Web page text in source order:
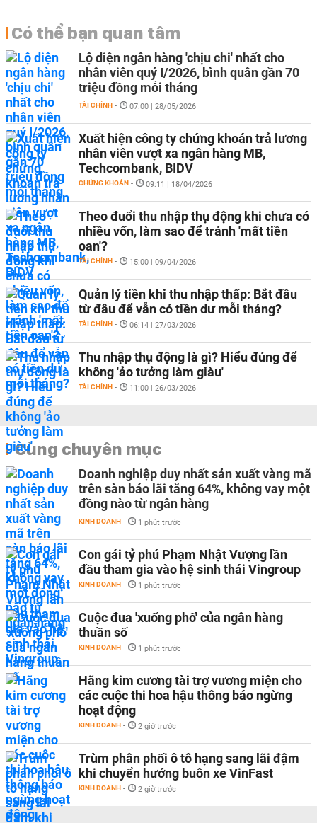
Có thể bạn quan tâm
Lộ diện ngân hàng 'chịu chi' nhất cho
nhân viên quý I/2026, bình quân gần 70
triệu đồng mỗi tháng
TÀI CHÍNH - 07:00 | 28/05/2026
Xuất hiện công ty chứng khoán trả lương
nhân viên vượt xa ngân hàng MB,
Techcombank, BIDV
CHỨNG KHOÁN - 09:11 | 18/04/2026
Theo đuổi thu nhập thụ động khi chưa có
nhiều vốn, làm sao để tránh 'mất tiền
oan'?
TÀI CHÍNH - 15:00 | 09/04/2026
Quản lý tiền khi thu nhập thấp: Bắt đầu
từ đâu để vẫn có tiền dư mỗi tháng?
TÀI CHÍNH - 06:14 | 27/03/2026
Thu nhập thụ động là gì? Hiểu đúng để
không 'ảo tưởng làm giàu'
TÀI CHÍNH - 11:00 | 26/03/2026
Cùng chuyên mục
Doanh nghiệp duy nhất sản xuất vàng mã
trên sàn báo lãi tăng 64%, không vay một
đồng nào từ ngân hàng
KINH DOANH - 1 phút trước
Con gái tỷ phú Phạm Nhật Vượng lần
đầu tham gia vào hệ sinh thái Vingroup
KINH DOANH - 1 phút trước
Cuộc đua 'xuống phố' của ngân hàng
thuần số
KINH DOANH - 1 phút trước
Hãng kim cương tài trợ vương miện cho
các cuộc thi hoa hậu thông báo ngừng
hoạt động
KINH DOANH - 2 giờ trước
Trùm phân phối ô tô hạng sang lãi đậm
khi chuyển hướng buôn xe VinFast
KINH DOANH - 2 giờ trước